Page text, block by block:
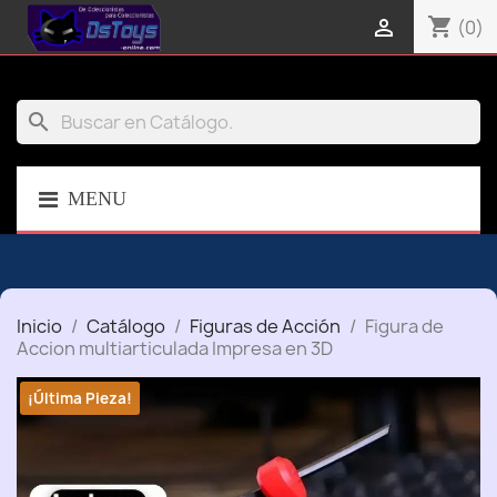
shopping_cart (0)

search
MENU
Inicio Catálogo Figuras de Acción
Figura de
Accion multiarticulada Impresa en 3D
¡Última Pieza!